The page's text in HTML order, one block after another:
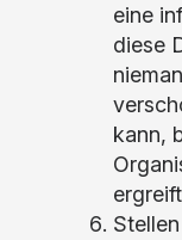
eine
diese
kann,